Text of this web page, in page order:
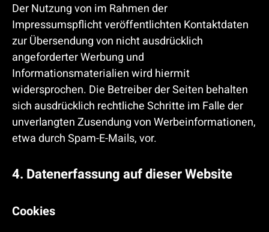
Der Nutzung von im Rahmen der
Impressumspflicht veröffentlichten Kontaktdaten
zur Übersendung von nicht ausdrücklich
angeforderter Werbung und
Informationsmaterialien wird hiermit
widersprochen. Die Betreiber der Seiten behalten
sich ausdrücklich rechtliche Schritte im Falle der
unverlangten Zusendung von Werbeinformationen,
etwa durch Spam-E-Mails, vor.
4. Datenerfassung auf dieser Website
Cookies